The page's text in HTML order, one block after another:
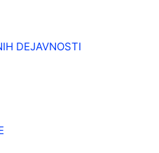
DEJAVNOSTI